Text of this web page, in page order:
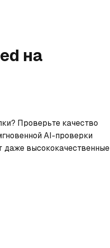
на
Проверьте качество
AI-проверки
даже высококачественные